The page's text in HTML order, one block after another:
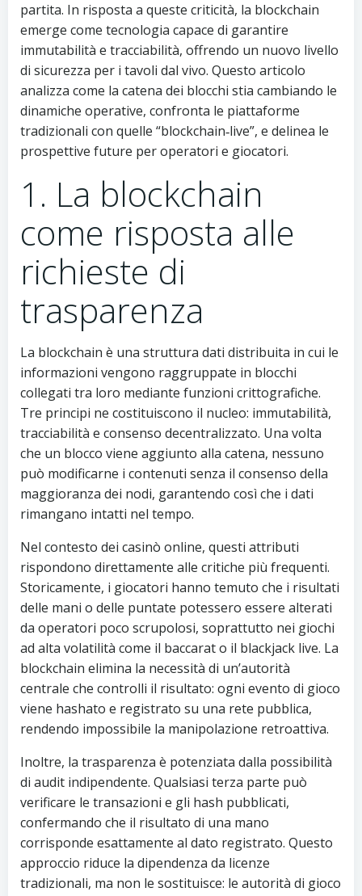
partita. In risposta a queste criticità, la blockchain
emerge come tecnologia capace di garantire
immutabilità e tracciabilità, offrendo un nuovo livello
di sicurezza per i tavoli dal vivo. Questo articolo
analizza come la catena dei blocchi stia cambiando le
dinamiche operative, confronta le piattaforme
tradizionali con quelle “blockchain‑live”, e delinea le
prospettive future per operatori e giocatori.
1. La blockchain
come risposta alle
richieste di
trasparenza
La blockchain è una struttura dati distribuita in cui le
informazioni vengono raggruppate in blocchi
collegati tra loro mediante funzioni crittografiche.
Tre principi ne costituiscono il nucleo: immutabilità,
tracciabilità e consenso decentralizzato. Una volta
che un blocco viene aggiunto alla catena, nessuno
può modificarne i contenuti senza il consenso della
maggioranza dei nodi, garantendo così che i dati
rimangano intatti nel tempo.
Nel contesto dei casinò online, questi attributi
rispondono direttamente alle critiche più frequenti.
Storicamente, i giocatori hanno temuto che i risultati
delle mani o delle puntate potessero essere alterati
da operatori poco scrupolosi, soprattutto nei giochi
ad alta volatilità come il baccarat o il blackjack live. La
blockchain elimina la necessità di un’autorità
centrale che controlli il risultato: ogni evento di gioco
viene hashato e registrato su una rete pubblica,
rendendo impossibile la manipolazione retroattiva.
Inoltre, la trasparenza è potenziata dalla possibilità
di audit indipendente. Qualsiasi terza parte può
verificare le transazioni e gli hash pubblicati,
confermando che il risultato di una mano
corrisponde esattamente al dato registrato. Questo
approccio riduce la dipendenza da licenze
tradizionali, ma non le sostituisce: le autorità di gioco